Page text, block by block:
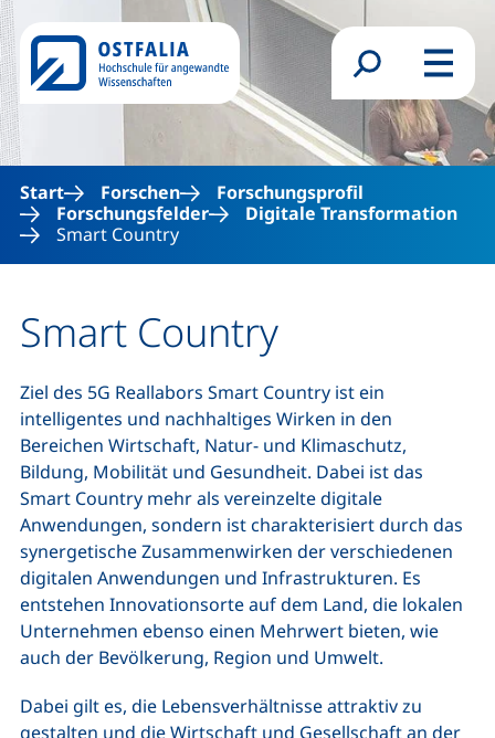
Direkt zum Inhalt
Suchformular
Menü
Start Forschen
Forschungsprofil
Forschungsfelder
Digitale Transformation
Smart Country
Smart Country
Ziel des 5G Reallabors Smart Country ist ein
intelligentes und nachhaltiges Wirken in den
Bereichen Wirtschaft, Natur- und Klimaschutz,
Bildung, Mobilität und Gesundheit. Dabei ist das
Smart Country mehr als vereinzelte digitale
Anwendungen, sondern ist charakterisiert durch das
synergetische Zusammenwirken der verschiedenen
digitalen Anwendungen und Infrastrukturen. Es
entstehen Innovationsorte auf dem Land, die lokalen
Unternehmen ebenso einen Mehrwert bieten, wie
auch der Bevölkerung, Region und Umwelt.
Dabei gilt es, die Lebensverhältnisse attraktiv zu
gestalten und die Wirtschaft und Gesellschaft an der